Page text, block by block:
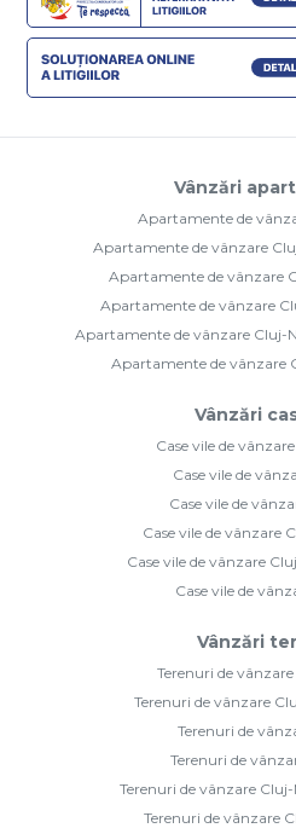
Vânzări
Apartamente de
Apartamente de vânzare
Apartamente de vânzare
Apartamente de vânzare
Apartamente de vânzare Cluj-
Apartamente de vânzare
Vânzări
Case vile de
Case vile de
Case vile de
Case vile de vânzare
Case vile de vânzare
Case vile de
Vânzări
Terenuri de
Terenuri de vânzare
Terenuri de
Terenuri de
Terenuri de vânzare
Terenuri de vânzare